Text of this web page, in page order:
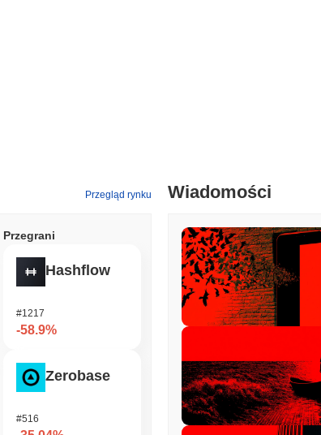
Jak Ponzy radzi
Wskazuje to na
Przegląd rynku
Przegrani
Hashflow
#1217
-58.9%
Zerobase
#516
Wiadomości